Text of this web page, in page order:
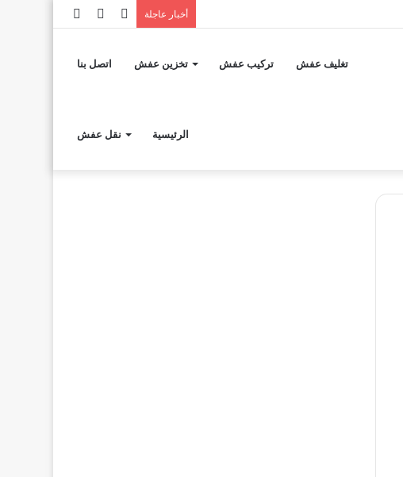
أخبار عاجلة
إضافة
جانبي
مقالتسجيل
اتصل بنا تخزين عفش تركيب عفش تغليف عفش
نقل عفش الرئيسية